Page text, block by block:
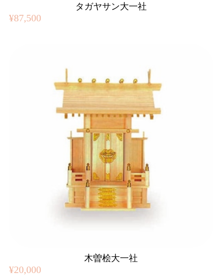
タガヤサン大一社
¥87,500
木曽桧大一社
¥20,000